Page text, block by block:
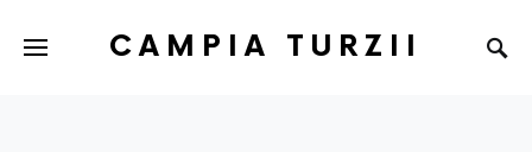
CAMPIA TURZII